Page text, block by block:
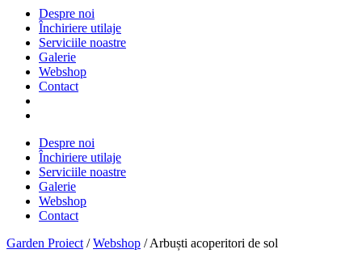
Despre noi
Închiriere utilaje
Serviciile noastre
Galerie
Webshop
Contact
Despre noi
Închiriere utilaje
Serviciile noastre
Galerie
Webshop
Contact
Garden Proiect /Webshop / Arbuști acoperitori de sol